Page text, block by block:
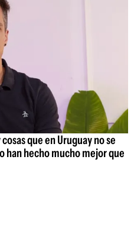
que en Uruguay no se
han hecho mucho mejor que